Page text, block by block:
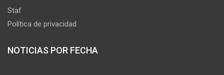
Staf
Política de privacidad
NOTICIAS POR FECHA